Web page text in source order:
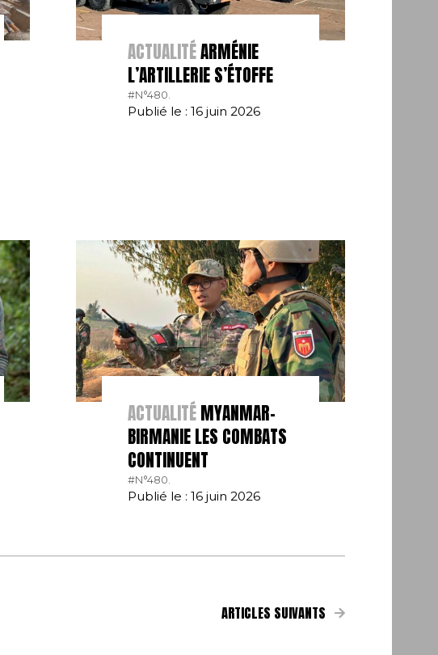
ACTUALITÉARMÉNIE
L’ARTILLERIE S’ÉTOFFE
#N°480.
Publié le : 16 juin 2026
ACTUALITÉMYANMAR-
BIRMANIE LES COMBATS
CONTINUENT
#N°480.
Publié le : 16 juin 2026
ARTICLES SUIVANTS